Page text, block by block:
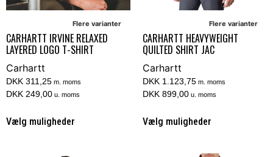
Flere varianter
CARHARTT IRVINE RELAXED
LAYERED LOGO T-SHIRT
Carhartt
DKK 311,25 m. moms
DKK 249,00 u. moms
Vælg muligheder
Flere varianter
CARHARTT HEAVYWEIGHT
QUILTED SHIRT JAC
Carhartt
DKK 1.123,75 m. moms
DKK 899,00 u. moms
Vælg muligheder